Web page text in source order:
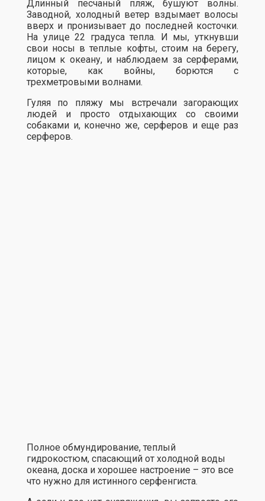
Длинный песчаный пляж, бушуют волны.
Заводной, холодный ветер вздымает волосы
вверх и пронизывает до последней косточки.
На улице 22 градуса тепла. И мы, уткнувши
свои носы в теплые кофты, стоим на берегу,
лицом к океану, и наблюдаем за серферами,
которые, как войны, борются с
трехметровыми волнами.
Гуляя по пляжу мы встречали загорающих
людей и просто отдыхающих со своими
собаками и, конечно же, серферов и еще раз
серферов.
Полное обмундирование, теплый
гидрокостюм, спасающий от холодной воды
океана, доска и хорошее настроение – это все
что нужно для истинного серфенгиста.